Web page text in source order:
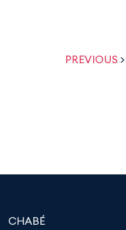
PREVIOUS >
CHABÉ